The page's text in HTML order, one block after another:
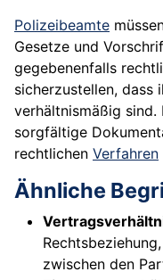
Polizeibeamte
Gesetze und
gegebenenfalls
sicherzustellen, dass
verhältnismäßig
sorgfältige
rechtlichen Verfahren
Ähnliche
zwischen den